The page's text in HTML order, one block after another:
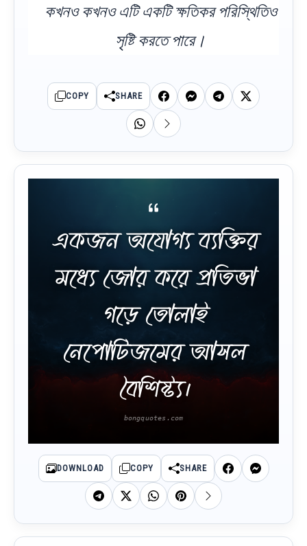
কখনও কখনও এটি একটি ক্ষতিকর পরিস্থিতিও
সৃষ্টি করতে পারে।
COPY SHARE
একজন অযোগ্য ব্যক্তির
মধ্যে জোর করে প্রতিভা
গড়ে তোলাই
নেপোটিজমের আসল
বৈশিষ্ট্য।
DOWNLOAD COPY SHARE